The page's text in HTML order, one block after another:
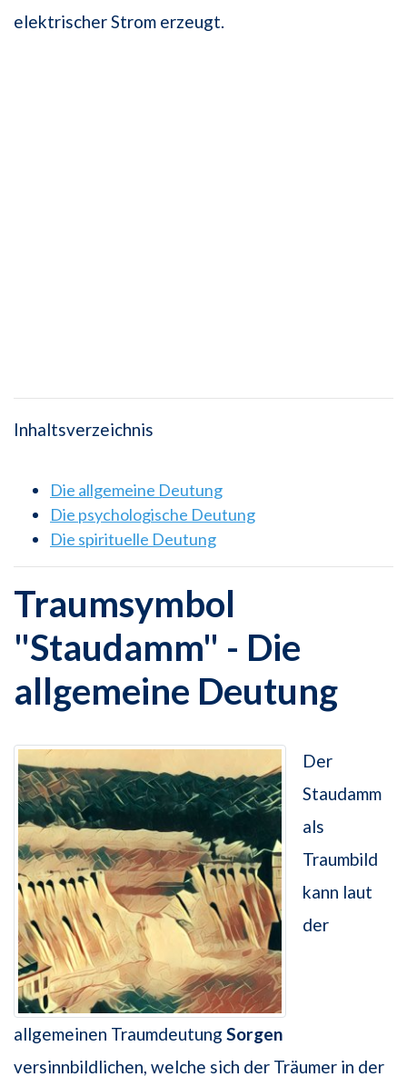
elektrischer Strom erzeugt.
Inhaltsverzeichnis
Die allgemeine Deutung
Die psychologische Deutung
Die spirituelle Deutung
Traumsymbol
"Staudamm" - Die
allgemeine Deutung
Der
Staudamm
als
Traumbild
kann laut
der
allgemeinen Traumdeutung Sorgen
versinnbildlichen, welche sich der Träumer in der